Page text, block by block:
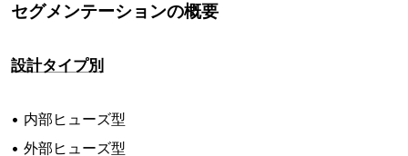
セグメンテーションの概要
設計タイプ別
• 内部ヒューズ型
• 外部ヒューズ型